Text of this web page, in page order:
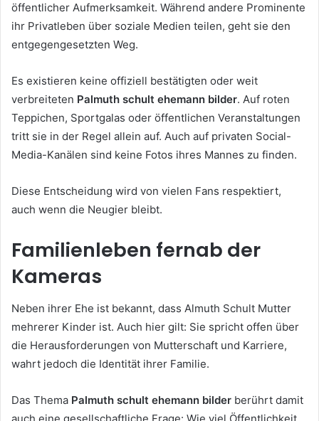
öffentlicher Aufmerksamkeit. Während andere Prominente
ihr Privatleben über soziale Medien teilen, geht sie den
entgegengesetzten Weg.
Es existieren keine offiziell bestätigten oder weit
verbreiteten Palmuth schult ehemann bilder. Auf roten
Teppichen, Sportgalas oder öffentlichen Veranstaltungen
tritt sie in der Regel allein auf. Auch auf privaten Social-
Media-Kanälen sind keine Fotos ihres Mannes zu finden.
Diese Entscheidung wird von vielen Fans respektiert,
auch wenn die Neugier bleibt.
Familienleben fernab der
Kameras
Neben ihrer Ehe ist bekannt, dass Almuth Schult Mutter
mehrerer Kinder ist. Auch hier gilt: Sie spricht offen über
die Herausforderungen von Mutterschaft und Karriere,
wahrt jedoch die Identität ihrer Familie.
Das Thema Palmuth schult ehemann bilder berührt damit